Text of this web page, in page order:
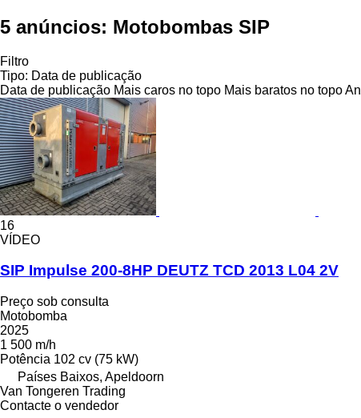
5 anúncios: Motobombas SIP
Filtro
Tipo: Data de publicação
Data de publicação Mais caros no topo Mais baratos no topo
16
VÍDEO
SIP Impulse 200-8HP DEUTZ TCD 2013 L04 2V
Preço sob consulta
Motobomba
2025
1 500 m/h
Potência 102 cv (75 kW)
Países Baixos, Apeldoorn
Van Tongeren Trading
Contacte o vendedor